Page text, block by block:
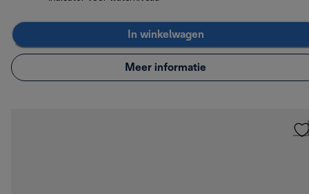
In winkelwagen
Meer informatie